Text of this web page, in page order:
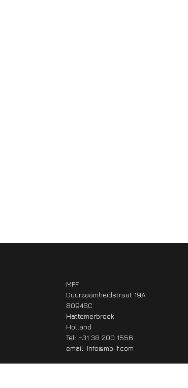
MPF
Duurzaamheidstraat 19A
8094SC
Hattemerbroek
Holland
Tel: +31 38 200 1556
email: Info@mp-f.com